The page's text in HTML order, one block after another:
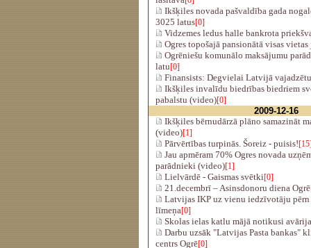
Ikšķiles novada pašvaldība gada
3025 latus[0]
Vidzemes ledus halle bankrota
Ogres topošajā pansionātā visas
Ogrēniešu komunālo maksājumu
latu[0]
Finansists: Degvielai Latvijā
Ikšķiles invalīdu biedrības biedriem
pabalstu (video)[0]
2009-12-16
Ikšķiles bērnudārzā plāno samazināt
(video)[1]
Pārvērtības turpinās. Šoreiz - puisis!
Jau apmēram 70% Ogres novada
parādnieki (video)[1]
Lielvārdē - Gaismas svētki[0]
21.decembrī – Asinsdonoru diena Ogrē
Latvijas IKP uz vienu iedzīvotāju
līmeņa[0]
Skolas ielas katlu mājā notikusi avārija
Darbu uzsāk "Latvijas Pasta bankas"
centrs Ogrē[0]